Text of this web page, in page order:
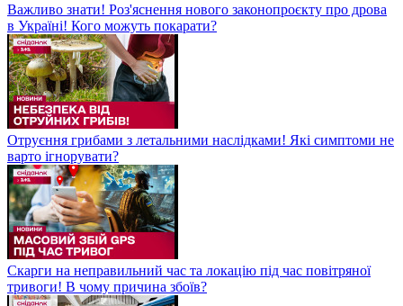
Важливо знати! Роз'яснення нового законопроєкту про дрова
в Україні! Кого можуть покарати?
Отруєння грибами з летальними наслідками! Які симптоми не
варто ігнорувати?
Скарги на неправильний час та локацію під час повітряної
тривоги! В чому причина збоїв?